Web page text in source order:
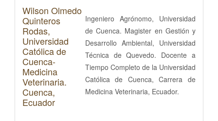
Wilson Olmedo
Quinteros
Rodas,
Universidad
Católica de
Cuenca-
Medicina
Veterinaria.
Cuenca,
Ecuador
Ingeniero Agrónomo, Universidad
de Cuenca. Magister en Gestión y
Desarrollo Ambiental, Universidad
Técnica de Quevedo. Docente a
Tiempo Completo de la Universidad
Católica de Cuenca, Carrera de
Medicina Veterinaria, Ecuador.